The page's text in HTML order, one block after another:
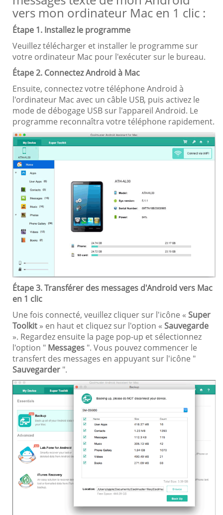
vers mon ordinateur Mac en 1 clic :
Étape 1. Installez le programme
Veuillez télécharger et installer le programme sur
votre ordinateur Mac pour l'exécuter sur le bureau.
Étape 2. Connectez Android à Mac
Ensuite, connectez votre téléphone Android à
l'ordinateur Mac avec un câble USB, puis activez le
mode de débogage USB sur l'appareil Android. Le
programme reconnaîtra votre téléphone rapidement.
Étape 3. Transférer des messages d'Android vers Mac
en 1 clic
Une fois connecté, veuillez cliquer sur l'icône « Super
Toolkit » en haut et cliquez sur l'option « Sauvegarde
». Regardez ensuite la page pop-up et sélectionnez
l'option " Messages ". Vous pouvez commencer le
transfert des messages en appuyant sur l'icône "
Sauvegarder ".